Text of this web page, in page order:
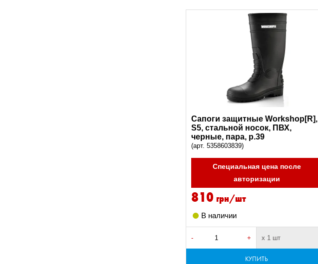
Сапоги защитные Workshop[R],
S5, стальной носок, ПВХ,
черные, пара, р.39
(арт. 5358603839)
Специальная цена после
авторизации
810 грн/шт
В наличии
- + х 1 шт
КУПИТЬ